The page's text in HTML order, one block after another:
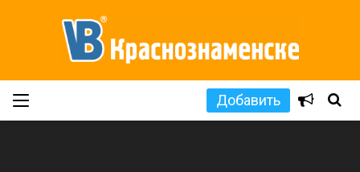
Добавить